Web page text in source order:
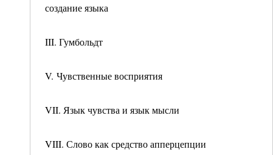
создание языка
III. Гумбольдт
V. Чувственные восприятия
VII. Язык чувства и язык мысли
VIII. Слово как средство апперцепции